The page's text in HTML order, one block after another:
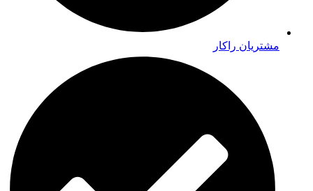
مشتریان راکار